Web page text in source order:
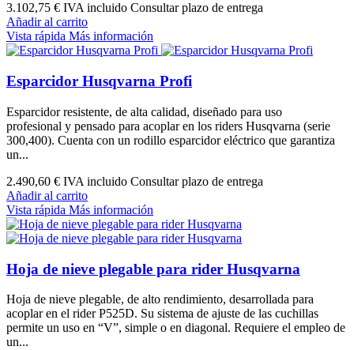
3.102,75 € IVA incluido Consultar plazo de entrega
Añadir al carrito
Vista rápida Más información
Esparcidor Husqvarna Profi
Esparcidor resistente, de alta calidad, diseñado para uso
profesional y pensado para acoplar en los riders Husqvarna (serie
300,400). Cuenta con un rodillo esparcidor eléctrico que garantiza
un...
2.490,60 € IVA incluido Consultar plazo de entrega
Añadir al carrito
Vista rápida Más información
Hoja de nieve plegable para rider Husqvarna
Hoja de nieve plegable, de alto rendimiento, desarrollada para
acoplar en el rider P525D. Su sistema de ajuste de las cuchillas
permite un uso en “V”, simple o en diagonal. Requiere el empleo de
un...